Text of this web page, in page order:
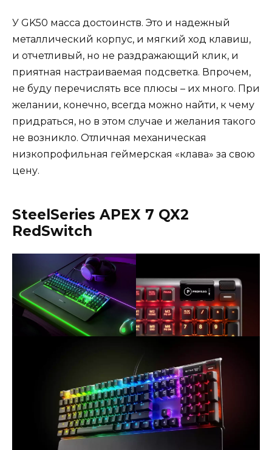
У GK50 масса достоинств. Это и надежный
металлический корпус, и мягкий ход клавиш,
и отчетливый, но не раздражающий клик, и
приятная настраиваемая подсветка. Впрочем,
не буду перечислять все плюсы – их много. При
желании, конечно, всегда можно найти, к чему
придраться, но в этом случае и желания такого
не возникло. Отличная механическая
низкопрофильная геймерская «клава» за свою
цену.
SteelSeries APEX 7 QX2
RedSwitch